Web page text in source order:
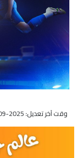
وقت آخر تعديل: 2025-09-29 10:47:30